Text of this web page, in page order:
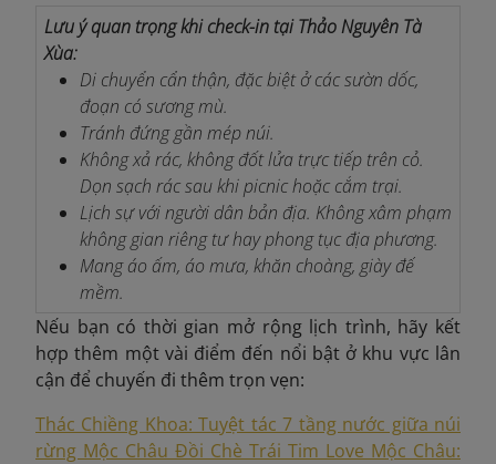
Lưu ý quan trọng khi check-in tại Thảo Nguyên Tà
Xùa:
Di chuyển cẩn thận, đặc biệt ở các sườn dốc,
đoạn có sương mù.
Tránh đứng gần mép núi.
Không xả rác, không đốt lửa trực tiếp trên cỏ.
Dọn sạch rác sau khi picnic hoặc cắm trại.
Lịch sự với người dân bản địa. Không xâm phạm
không gian riêng tư hay phong tục địa phương.
Mang áo ấm, áo mưa, khăn choàng, giày đế
mềm.
Nếu bạn có thời gian mở rộng lịch trình, hãy kết
hợp thêm một vài điểm đến nổi bật ở khu vực lân
cận để chuyến đi thêm trọn vẹn:
Thác Chiềng Khoa: Tuyệt tác 7 tầng nước giữa núi
rừng Mộc Châu Đồi Chè Trái Tim Love Mộc Châu: